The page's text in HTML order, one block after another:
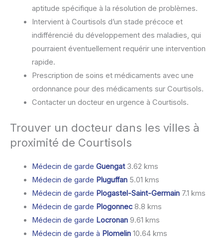
aptitude spécifique à la résolution de problèmes.
Intervient à Courtisols d’un stade précoce et
indifférencié du développement des maladies, qui
pourraient éventuellement requérir une intervention
rapide.
Prescription de soins et médicaments avec une
ordonnance pour des médicaments sur Courtisols.
Contacter un docteur en urgence à Courtisols.
Trouver un docteur dans les villes à
proximité de Courtisols
Médecin de garde Guengat3.62 kms
Médecin de garde Pluguffan5.01 kms
Médecin de garde Plogastel-Saint-Germain7.1 kms
Médecin de garde Plogonnec8.8 kms
Médecin de garde Locronan9.61 kms
Médecin de garde à Plomelin10.64 kms